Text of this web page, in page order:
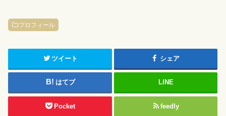
プロフィール
ツイート シェア
はてブ LINE
Pocket feedly